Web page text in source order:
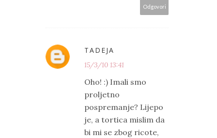
Odgovori
TADEJA
15/3/10 13:41
Oho! :) Imali smo
proljetno
pospremanje? Lijepo
je, a tortica mislim da
bi mi se zbog ricote,